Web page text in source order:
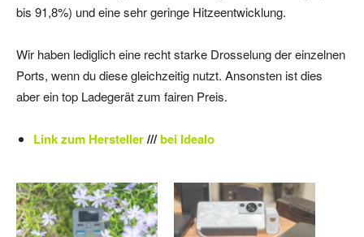
bis 91,8%) und eine sehr geringe Hitzeentwicklung.
Wir haben lediglich eine recht starke Drosselung der einzelnen
Ports, wenn du diese gleichzeitig nutzt. Ansonsten ist dies
aber ein top Ladegerät zum fairen Preis.
Link zum Hersteller///bei Idealo